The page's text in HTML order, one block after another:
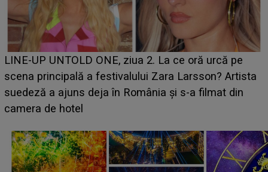
Ce a dezvăluit noua concurentă din "Casa Iubirii" l-a
luat prin surprindere pe Emanuel. CINE ESTE
BĂIATUL VIZAT de Alexandra?! Aflându-se în fața
faptului împlinit, A RECUNOSCUT IMEDIAT: "Am